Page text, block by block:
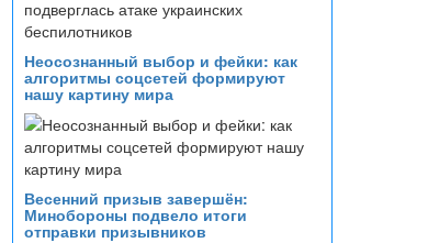
Неосознанный выбор и фейки: как
алгоритмы соцсетей формируют
нашу картину мира
Весенний призыв завершён:
Минобороны подвело итоги
отправки призывников